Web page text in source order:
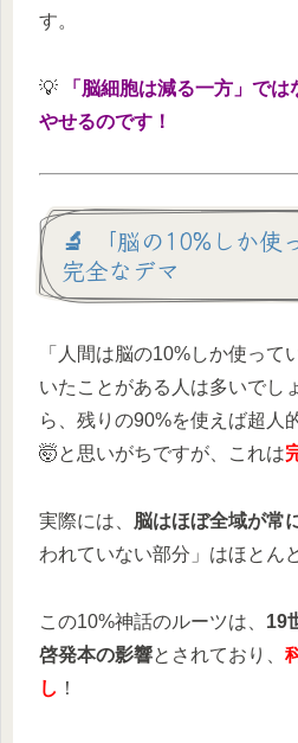
す。
💡
「脳細胞は減る一方」で
やせるのです！
🔬 「脳の10%しか使
完全なデマ
「人間は脳の10%しか使って
いたことがある人は多いでし
ら、残りの90%を使えば超人
🤯と思いがちですが、これは
実際には、 脳はほぼ全域が常
われていない部分」はほとん
この10%神話のルーツは、 19
啓発本の影響とされており、
し ！